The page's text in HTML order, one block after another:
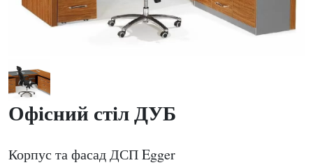
Офісний стіл ДУБ
Корпус та фасад ДСП Egger